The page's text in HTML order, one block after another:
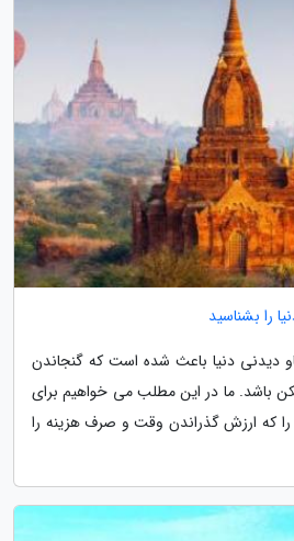
را بشناسید
دیدنی دنیا باعث شده است که گنجاندن
باشد. ما در این مطلب می خواهیم برای
را که ارزش گذراندن وقت و صرف هزینه را